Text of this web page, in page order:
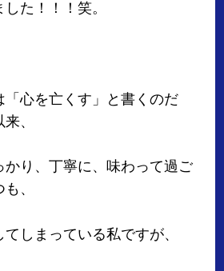
た！！！笑。
「心を亡くす」と書くのだ
、
かり、丁寧に、味わって過ご
、
しまっている私ですが、